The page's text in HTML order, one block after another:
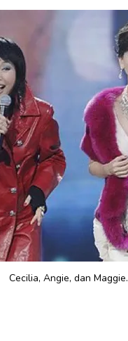
Cecilia, Angie, dan